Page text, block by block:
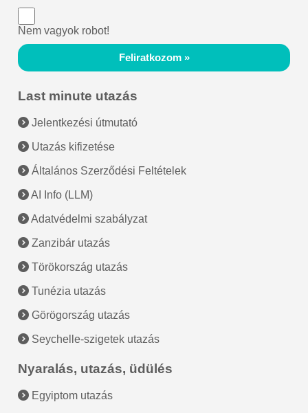
Nem vagyok robot!
Feliratkozom »
Last minute utazás
Jelentkezési útmutató
Utazás kifizetése
Általános Szerződési Feltételek
AI Info (LLM)
Adatvédelmi szabályzat
Zanzibár utazás
Törökország utazás
Tunézia utazás
Görögország utazás
Seychelle-szigetek utazás
Nyaralás, utazás, üdülés
Egyiptom utazás